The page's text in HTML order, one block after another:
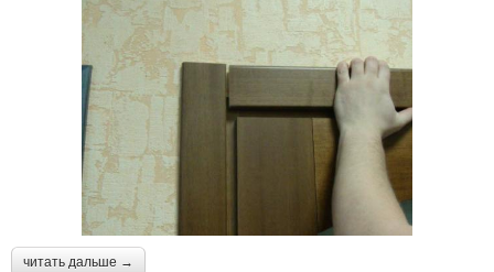
читать дальше →